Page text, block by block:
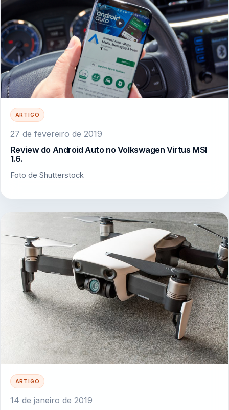
ARTIGO
27 de fevereiro de 2019
Review do Android Auto no Volkswagen Virtus MSI
1.6.
Foto de Shutterstock
ARTIGO
14 de janeiro de 2019